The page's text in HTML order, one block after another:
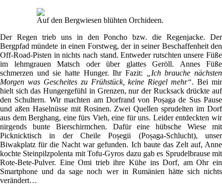
Auf den Bergwiesen blühten Orchideen.
Der Regen trieb uns in den Poncho bzw. die Regenjacke. Der
Bergpfad mündete in einen Forstweg, der in seiner Beschaffenheit den
Off-Road-Pisten in nichts nach stand. Entweder rutschten unsere Füße
im lehmgrauen Matsch oder über glattes Geröll. Annes Füße
schmerzen und sie hatte Hunger. Ihr Fazit:
„Ich brauche nächsten
Morgen was Gescheites zu Frühstück, keine Riegel mehr“. Bei mir
hielt sich das Hungergefühl in Grenzen, nur der Rucksack drückte auf
den Schultern. Wir machten am Dorfrand von Poșaga de Sus Pause
und aßen Haselnüsse mit Rosinen. Zwei Quellen sprudelten im Dorf
aus dem Berghang, eine fürs Vieh, eine für uns. Leider entdeckten wir
nirgends bunte Bierschirmchen. Dafür eine hübsche Wiese mit
Picknicktisch in der Cheile Poșegii (Poșaga-Schlucht), unser
Biwakplatz für die Nacht war gefunden. Ich baute das Zelt auf, Anne
kochte Steinpilzpolenta mit Tofu-Gyros dazu gab es Sprudelbrause mit
Rote-Bete-Pulver. Eine Omi trieb ihre Kühe ins Dorf, am Ohr ein
Smartphone und da sage noch wer in Rumänien hätte sich nichts
verändert…